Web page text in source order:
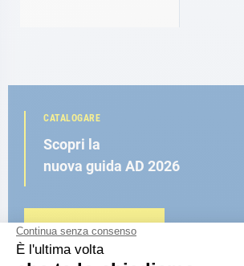
CATALOGARE
Scopri la
nuova guida AD 2026
SFOGLIA IL CATALOGO